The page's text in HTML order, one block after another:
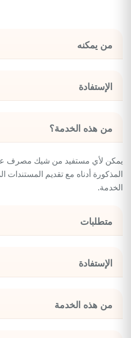
من يمكنه
الإستفادة
من هذه الخدمة؟
يمكن لأي مستفيد من شيك مصرف
المذكورة أدناه مع تقديم المستندات
الخدمة.
متطلبات
الإستفادة
من هذه الخدمة